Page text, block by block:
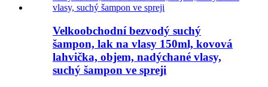
Velkoobchodní bezvodý suchý
šampon, lak na vlasy 150ml, kovová
lahvička, objem, nadýchané vlasy,
suchý šampon ve spreji